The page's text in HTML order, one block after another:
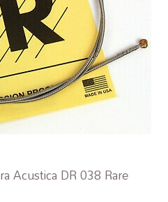
Acustica DR 038 Rare